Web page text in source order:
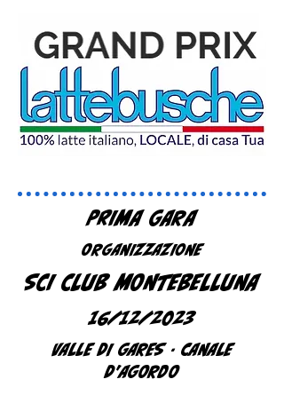
PRIMA GARA
ORGANIZZAZIONE
SCI CLUB MONTEBELLUNA
16/12/2023
VALLE DI GARES - CANALE
D'AGORDO